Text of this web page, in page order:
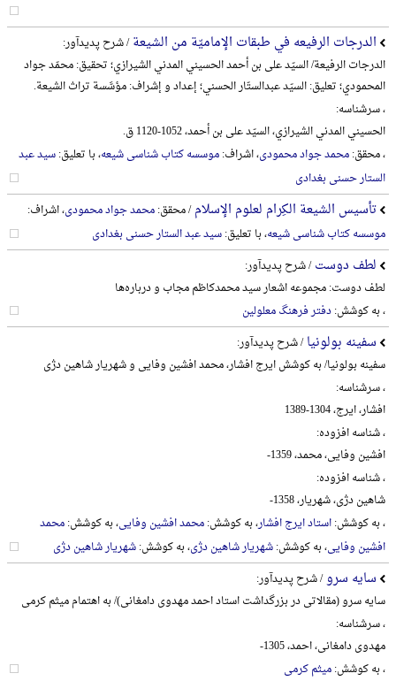
الدرجات الرفیعه في طبقات الإمامیّة من الشیعة/ شرح پدیدآور:
الدرجات الرفیعة/ السیّد علی بن أحمد الحسیني المدني الشیرازي؛ تحقیق: محمّد جواد
المحمودي؛ تعلیق: السیّد عبدالستّار الحسني؛ إعداد و إشراف: مؤسَّسة تراث الشیعة.
، سرشناسه:
الحسیني المدني الشیرازي، السیّد علی بن أحمد، 1052-1120 ق.
، محقق:محمد جواد محمودی، اشراف:موسسه کتاب شناسی شیعه، با تعلیق:سید عبد
الستار حسنی بغدادی
تأسیس الشیعة الکِرام لعلوم الإسلام/ محقق:محمد جواد محمودی، اشراف:
موسسه کتاب شناسی شیعه، با تعلیق:سید عبد الستار حسنی بغدادی
لطف دوست/ شرح پدیدآور:
لطف دوست: مجموعه اشعار سید محمدکاظم مجاب و درباره‌ها
، به کوشش:دفتر فرهنگ معلولین
سفینه بولونیا/ شرح پدیدآور:
سفینه بولونیا/ به کوشش ایرج افشار، محمد افشین وفایی و شهریار شاهین دژی
، سرشناسه:
افشار، ایرج، 1304-1389
، شناسه افزوده:
افشین وفایی، محمد، 1359-
، شناسه افزوده:
شاهین دژی، شهریار، 1358-
، به کوشش:استاد ایرج افشار، به کوشش:محمد افشین وفایی، به کوشش:محمد
افشین وفایی، به کوشش:شهریار شاهین دژی، به کوشش:شهریار شاهین دژی
سایه سرو/ شرح پدیدآور:
سایه سرو (مقالاتی در بزرگداشت استاد احمد مهدوی دامغانی)/ به اهتمام میثم کرمی
، سرشناسه:
مهدوی دامغانی، احمد، 1305-
، به کوشش:میثم کرمی